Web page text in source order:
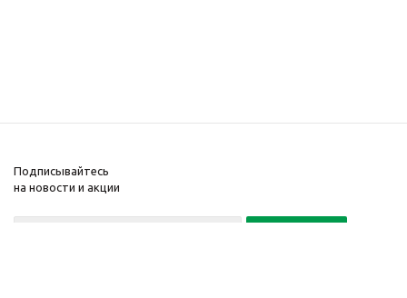
Подписывайтесь
на новости и акции